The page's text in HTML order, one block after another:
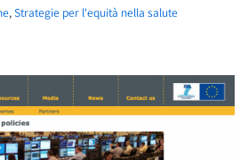
,Strategie per l'equità nella salute